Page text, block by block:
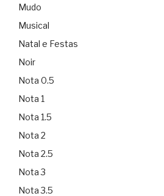
Mudo
Musical
Natal e Festas
Noir
Nota 0.5
Nota 1
Nota 1.5
Nota 2
Nota 2.5
Nota 3
Nota 3.5